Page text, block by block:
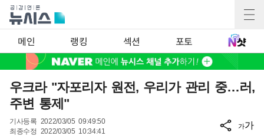
메인 랭킹 섹션 포토
우크라 "자포리자 원전, 우리가 관리 중…러,
주변 통제"
기사등록 2022/03/05 09:49:50
최종수정 2022/03/05 10:34:41
가가